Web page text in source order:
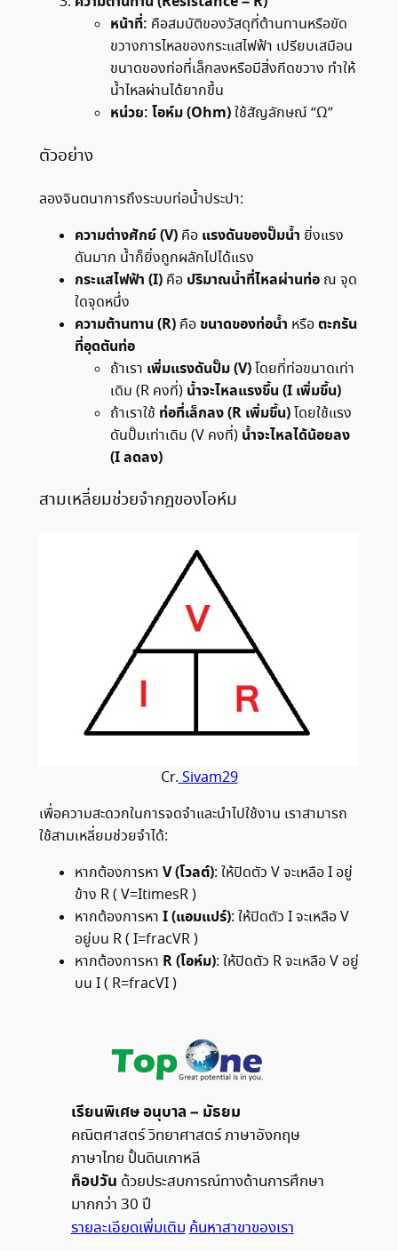
หน้าที่: คือสมบัติของวัสดุที่ต้านทานหรือขัด
ขวางการไหลของกระแสไฟฟ้า เปรียบเสมือน
ขนาดของท่อที่เล็กลงหรือมีสิ่งกีดขวาง ทำให้
น้ำไหลผ่านได้ยากขึ้น
หน่วย: โอห์ม (Ohm)ใช้สัญลักษณ์ “Ω”
ตัวอย่าง
ลองจินตนาการถึงระบบท่อน้ำประปา:
ความต่างศักย์ (V)คือ แรงดันของปั๊มน้ำ ยิ่งแรง
ดันมาก น้ำก็ยิ่งถูกผลักไปได้แรง
กระแสไฟฟ้า (I)คือ ปริมาณน้ำที่ไหลผ่านท่อณ จุด
ใดจุดหนึ่ง
ความต้านทาน (R)คือขนาดของท่อน้ำ หรือตะกรัน
ที่อุดตันท่อ
ถ้าเรา เพิ่มแรงดันปั๊ม (V)โดยที่ท่อขนาดเท่า
เดิม (R คงที่) น้ำจะไหลแรงขึ้น (I เพิ่มขึ้น)
ถ้าเราใช้ ท่อที่เล็กลง (R เพิ่มขึ้น)โดยใช้แรง
ดันปั๊มเท่าเดิม (V คงที่) น้ำจะไหลได้น้อยลง
(I ลดลง)
สามเหลี่ยมช่วยจำกฎของโอห์ม
Cr.Sivam29
เพื่อความสะดวกในการจดจำและนำไปใช้งาน เราสามารถ
ใช้สามเหลี่ยมช่วยจำได้:
หากต้องการหา V (โวลต์): ให้ปิดตัว V จะเหลือ I อยู่
ข้าง R ( V=ItimesR )
หากต้องการหา I (แอมแปร์): ให้ปิดตัว I จะเหลือ V
อยู่บน R ( I=fracVR )
หากต้องการหา R (โอห์ม): ให้ปิดตัว R จะเหลือ V อยู่
บน I ( R=fracVI )
เรียนพิเศษ อนุบาล – มัธยม
คณิตศาสตร์ วิทยาศาสตร์ ภาษาอังกฤษ
ภาษาไทย ปั้นดินเกาหลี
ท็อปวัน ด้วยประสบการณ์ทางด้านการศึกษา
มากกว่า 30 ปี
รายละเอียดเพิ่มเติมค้นหาสาขาของเรา